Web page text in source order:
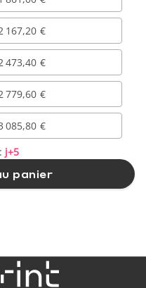
167,20 €
473,40 €
779,60 €
085,80 €
j+5
panier